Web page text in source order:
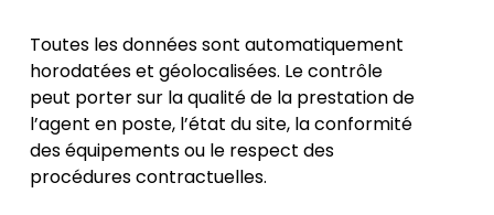
Toutes les données sont automatiquement
horodatées et géolocalisées. Le contrôle
peut porter sur la qualité de la prestation de
l’agent en poste, l’état du site, la conformité
des équipements ou le respect des
procédures contractuelles.